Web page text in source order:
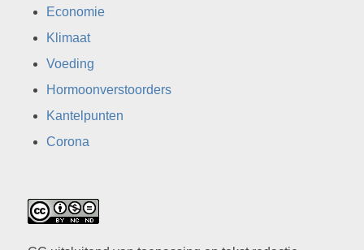
Economie
Klimaat
Voeding
Hormoonverstoorders
Kantelpunten
Corona